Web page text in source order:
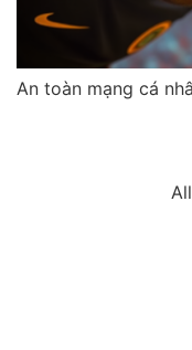
An toàn mạng cá